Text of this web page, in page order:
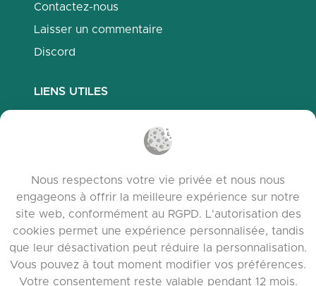
Contactez-nous
Laisser un commentaire
Discord
LIENS UTILES
Politique de confidentialité
Conditions d’utilisation
Notes de version
Nous respectons votre vie privée et nous nous
engageons à offrir la meilleure expérience sur notre
site web, conformément au RGPD. L'autorisation des
cookies permet une expérience personnalisée, tandis
que leur désactivation peut réduire la personnalisation.
Vous pouvez à tout moment modifier vos préférences.
Votre consentement reste valable pendant 12 mois.